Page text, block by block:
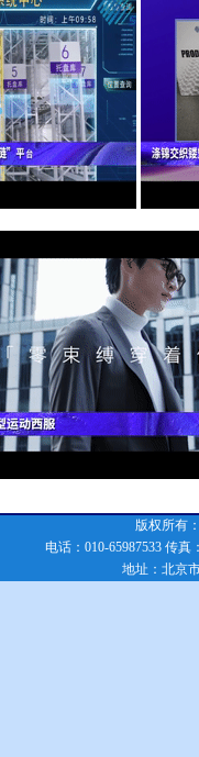
版权所有
电话：010-65987533 传真
地址：北京